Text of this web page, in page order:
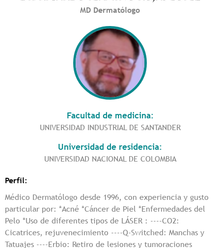
MD Dermatólogo
Facultad de medicina:
UNIVERSIDAD INDUSTRIAL DE SANTANDER
Universidad de residencia:
UNIVERSIDAD NACIONAL DE COLOMBIA
Perfil:
Médico Dermatólogo desde 1996, con experiencia y gusto
particular por: *Acné *Cáncer de Piel *Enfermedades del
Pelo *Uso de diferentes tipos de LÁSER : ----CO2:
Cicatrices, rejuvenecimiento ----Q-Switched: Manchas y
Tatuajes ----Erbio: Retiro de lesiones y tumoraciones